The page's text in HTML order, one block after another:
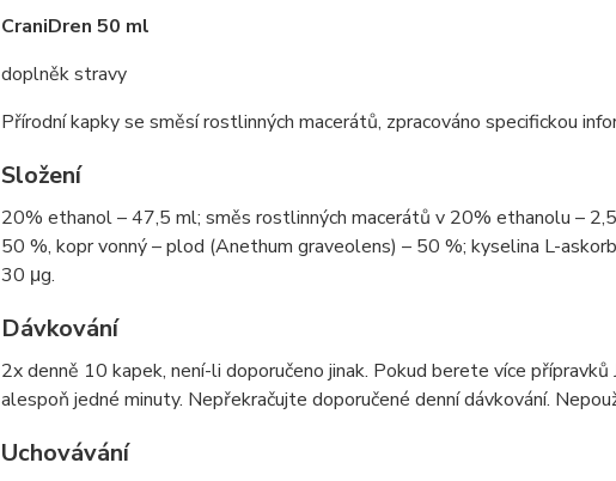
CraniDren 50 ml
doplněk stravy
Přírodní kapky se směsí rostlinných macerátů, zpracováno specifickou
Složení
20% ethanol – 47,5 ml; směs rostlinných macerátů v 20% ethanolu –
50 %, kopr vonný – plod (Anethum graveolens) – 50 %; kyselina L-
30 μg.
Dávkování
2x denně 10 kapek, není-li doporučeno jinak. Pokud berete více
alespoň jedné minuty. Nepřekračujte doporučené denní dávkování.
Uchovávání